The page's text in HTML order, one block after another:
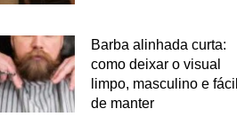
Barba alinhada curta:
como deixar o visual
limpo, masculino e fácil
de manter